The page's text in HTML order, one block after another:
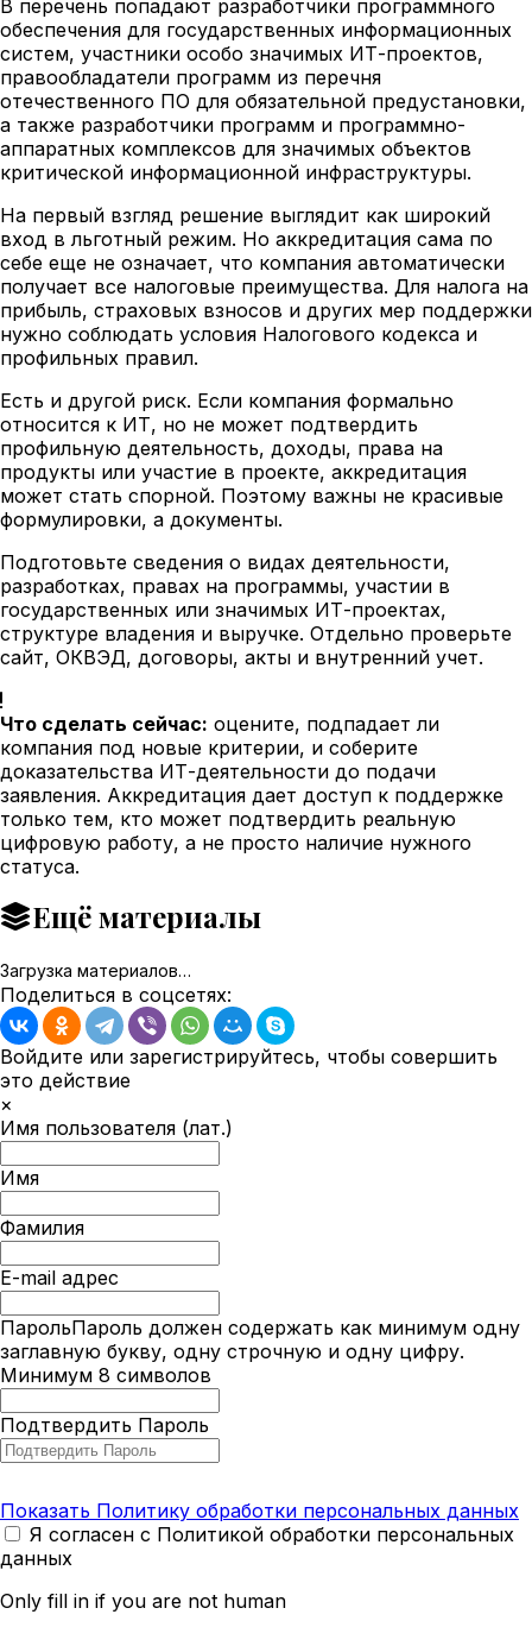
В перечень попадают разработчики программного
обеспечения для государственных информационных
систем, участники особо значимых ИТ-проектов,
правообладатели программ из перечня
отечественного ПО для обязательной предустановки,
а также разработчики программ и программно-
аппаратных комплексов для значимых объектов
критической информационной инфраструктуры.
На первый взгляд решение выглядит как широкий
вход в льготный режим. Но аккредитация сама по
себе еще не означает, что компания автоматически
получает все налоговые преимущества. Для налога на
прибыль, страховых взносов и других мер поддержки
нужно соблюдать условия Налогового кодекса и
профильных правил.
Есть и другой риск. Если компания формально
относится к ИТ, но не может подтвердить
профильную деятельность, доходы, права на
продукты или участие в проекте, аккредитация
может стать спорной. Поэтому важны не красивые
формулировки, а документы.
Подготовьте сведения о видах деятельности,
разработках, правах на программы, участии в
государственных или значимых ИТ-проектах,
структуре владения и выручке. Отдельно проверьте
сайт, ОКВЭД, договоры, акты и внутренний учет.
Что сделать сейчас: оцените, подпадает ли
компания под новые критерии, и соберите
доказательства ИТ-деятельности до подачи
заявления. Аккредитация дает доступ к поддержке
только тем, кто может подтвердить реальную
цифровую работу, а не просто наличие нужного
статуса.
Ещё материалы
Загрузка материалов…
Поделиться в соцсетях:
Войдите или зарегистрируйтесь, чтобы совершить
это действие
×
Имя пользователя (лат.)
Имя
Фамилия
E-mail адрес
ПарольПароль должен содержать как минимум одну
заглавную букву, одну строчную и одну цифру.
Минимум 8 символов
Подтвердить Пароль
Показать Политику обработки персональных данных
Я согласен с Политикой обработки персональных
данных
Only fill in if you are not human